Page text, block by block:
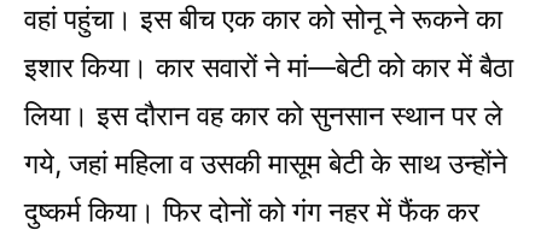
वहां पहुंचा। इस बीच एक कार को सोनू ने रूकने का
इशार किया। कार सवारों ने मां—बेटी को कार में बैठा
लिया। इस दौरान वह कार को सुनसान स्थान पर ले
गये, जहां महिला व उसकी मासूम बेटी के साथ उन्होंने
दुष्कर्म किया। फिर दोनों को गंग नहर में फैंक कर